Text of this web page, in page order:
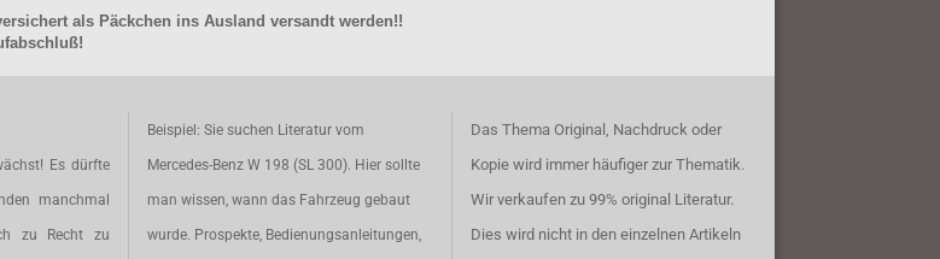
als Päckchen ins Ausland versandt werden!!
Es dürfte
manchmal
zu Recht zu
Beispiel: Sie suchen Literatur vom
Mercedes-Benz W 198 (SL 300). Hier sollte
man wissen, wann das Fahrzeug gebaut
wurde. Prospekte, Bedienungsanleitungen,
Das Thema Original, Nachdruck oder
Kopie wird immer häufiger zur Thematik.
Wir verkaufen zu 99% original Literatur.
Dies wird nicht in den einzelnen Artikeln